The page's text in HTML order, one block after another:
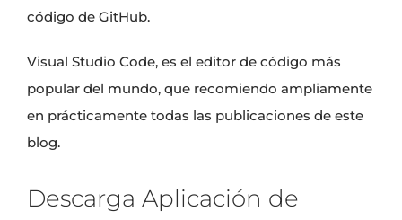
código de GitHub.
Visual Studio Code, es el editor de código más
popular del mundo, que recomiendo ampliamente
en prácticamente todas las publicaciones de este
blog.
Descarga Aplicación de